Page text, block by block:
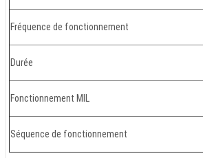
Fréquence de fonctionnement
Durée
Fonctionnement MIL
Séquence de fonctionnement